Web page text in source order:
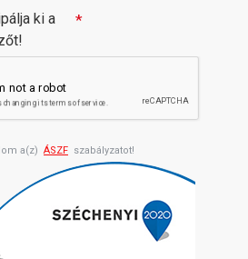
ki a
a(z) ÁSZF szabályzatot!